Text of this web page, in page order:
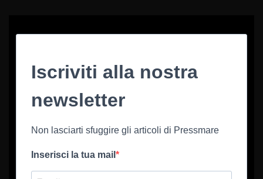
Iscriviti alla nostra
newsletter
Non lasciarti sfuggire gli articoli di Pressmare
Inserisci la tua mail